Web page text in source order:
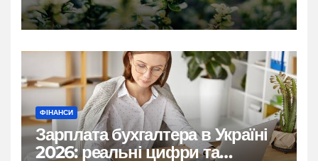
практичні рішення
ФІНАНСИ
Зарплата бухгалтера в Україні
2026: реальні цифри та